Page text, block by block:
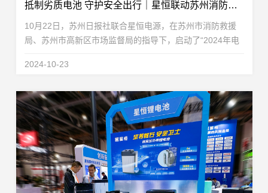
抵制劣质电池 守护安全出行｜星恒联动苏州消防、苏州日报，推动合规锂电应用
10月22日，苏州日报社联合星恒电源，在苏州市消防救援
局、苏州市高新区市场监督局的指导下，启动了“2024年电
App、苏州消防、星恒锂电池等多个直播平台，就全...
2024-10-23